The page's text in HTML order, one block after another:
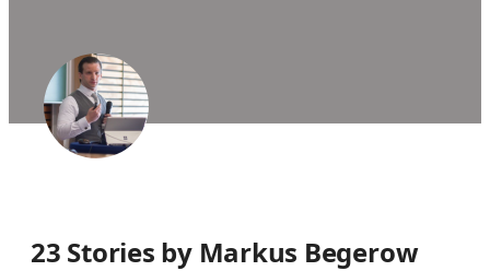
23 Stories by Markus Begerow